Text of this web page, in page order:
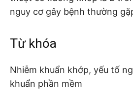
nguy cơ gây bệnh thường
Từ khóa
Nhiễm khuẩn khớp, yếu tố
khuẩn phần mềm